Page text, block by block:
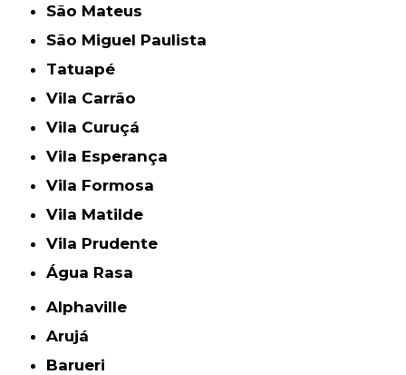
São Mateus
São Miguel Paulista
Tatuapé
Vila Carrão
Vila Curuçá
Vila Esperança
Vila Formosa
Vila Matilde
Vila Prudente
Água Rasa
Alphaville
Arujá
Barueri